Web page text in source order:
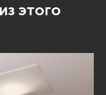
этого